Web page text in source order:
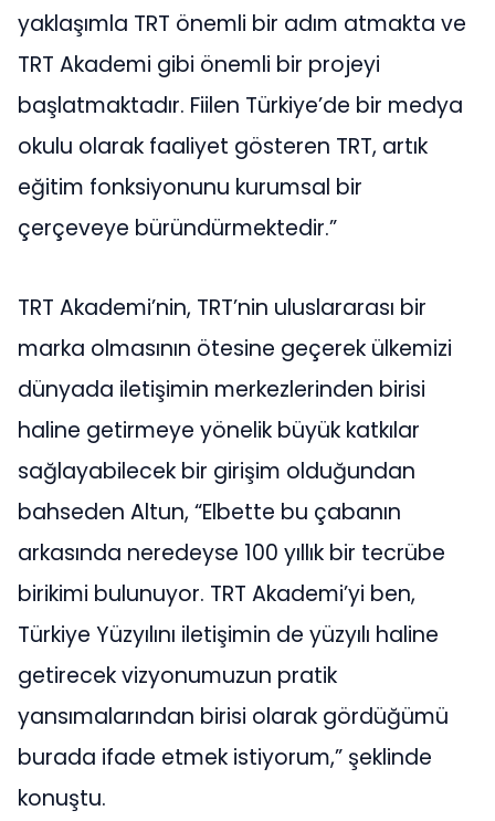
yaklaşımla TRT önemli bir adım atmakta ve
TRT Akademi gibi önemli bir projeyi
başlatmaktadır. Fiilen Türkiye’de bir medya
okulu olarak faaliyet gösteren TRT, artık
eğitim fonksiyonunu kurumsal bir
çerçeveye büründürmektedir.”
TRT Akademi’nin, TRT’nin uluslararası bir
marka olmasının ötesine geçerek ülkemizi
dünyada iletişimin merkezlerinden birisi
haline getirmeye yönelik büyük katkılar
sağlayabilecek bir girişim olduğundan
bahseden Altun, “Elbette bu çabanın
arkasında neredeyse 100 yıllık bir tecrübe
birikimi bulunuyor. TRT Akademi’yi ben,
Türkiye Yüzyılını iletişimin de yüzyılı haline
getirecek vizyonumuzun pratik
yansımalarından birisi olarak gördüğümü
burada ifade etmek istiyorum,” şeklinde
konuştu.